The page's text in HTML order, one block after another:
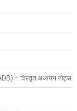
– विस्तृत अध्ययन नोट्स